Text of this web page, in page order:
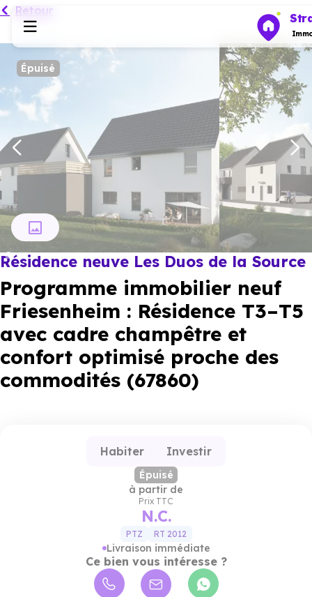
Programmes neufs
Habiter
Investir
Actualités
Ressources
Financer
Retour
Épuisé
Résidence neuve Les Duos de la Source
Programme immobilier neuf
Friesenheim : Résidence T3–T5
avec cadre champêtre et
confort optimisé proche des
commodités (67860)
Habiter Investir
Épuisé
à partir de
Prix TTC
N.C.
PTZ RT 2012
Livraison immédiate
Ce bien vous intéresse ?